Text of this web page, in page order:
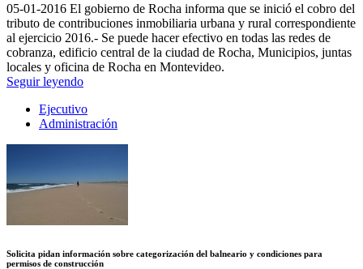
05-01-2016 El gobierno de Rocha informa que se inició el cobro del
tributo de contribuciones inmobiliaria urbana y rural correspondiente
al ejercicio 2016.- Se puede hacer efectivo en todas las redes de
cobranza, edificio central de la ciudad de Rocha, Municipios, juntas
locales y oficina de Rocha en Montevideo.
Seguir leyendo
Ejecutivo
Administración
Solicita pidan información sobre categorización del balneario y condiciones para
permisos de construcción